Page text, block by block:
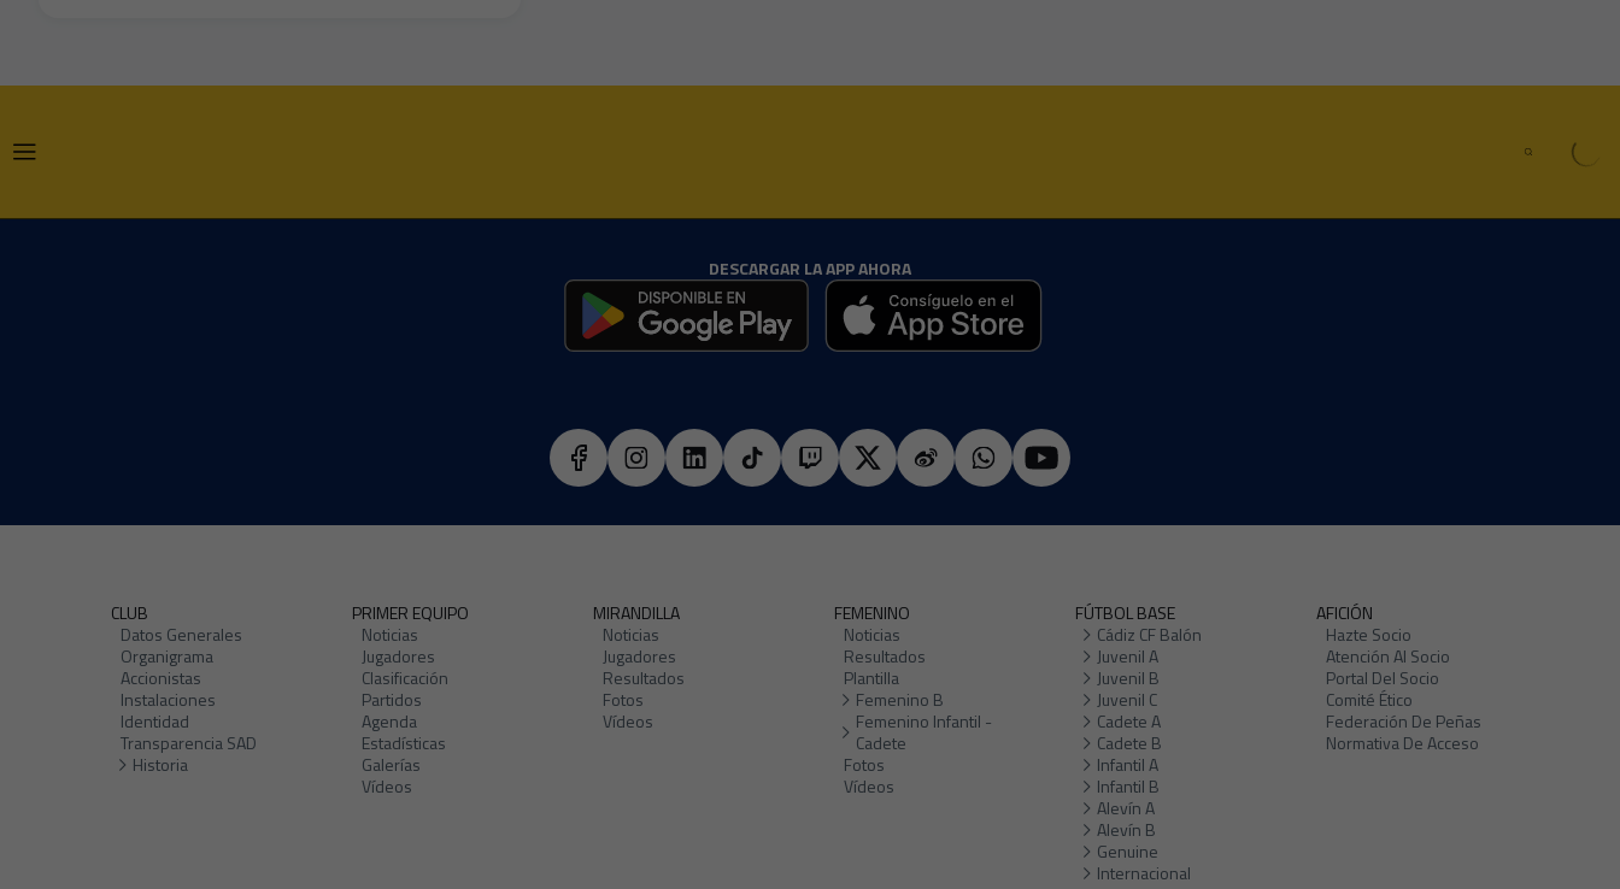
DESCARGAR LA APP AHORA
CLUB
Datos Generales
Organigrama
Accionistas
Instalaciones
Identidad
Transparencia SAD
Historia
PRIMER EQUIPO
Noticias
Jugadores
Clasificación
Partidos
Agenda
Estadísticas
Galerías
Vídeos
MIRANDILLA
Noticias
Jugadores
Resultados
Fotos
Vídeos
FEMENINO
Noticias
Resultados
Plantilla
Femenino B
Femenino Infantil -
Cadete
Fotos
Vídeos
FÚTBOL BASE
Cádiz CF Balón
Juvenil A
Juvenil B
Juvenil C
Cadete A
Cadete B
Infantil A
Infantil B
Alevín A
Alevín B
Genuine
Internacional
AFICIÓN
Hazte Socio
Atención Al Socio
Portal Del Socio
Comité Ético
Federación De Peñas
Normativa De Acceso